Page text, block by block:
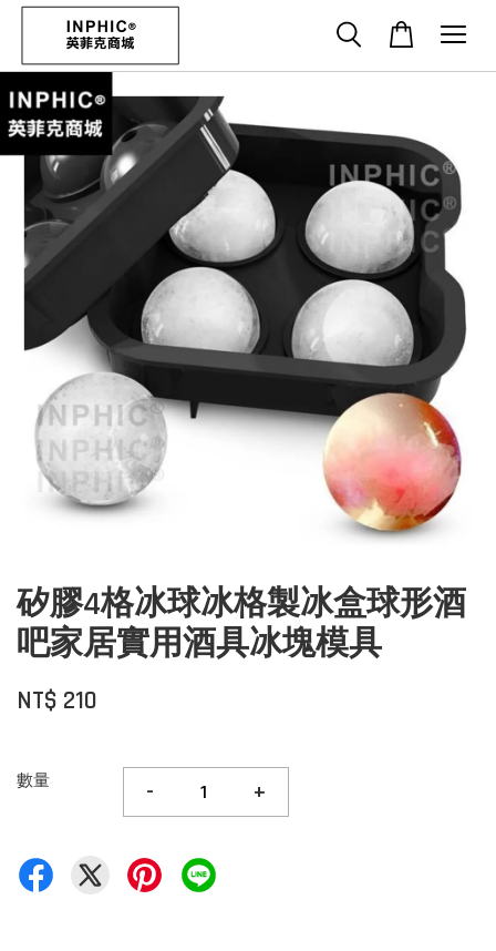
矽膠4格冰球冰格製冰盒球形酒
吧家居實用酒具冰塊模具
NT$ 210
數量 - +